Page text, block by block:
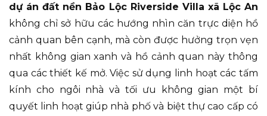
dự án đất nền Bảo Lộc Riverside Villa xã Lộc An
không chỉ sở hữu các hướng nhìn căn trực diện hồ
cảnh quan bên cạnh, mà còn được hưởng trọn vẹn
nhất không gian xanh và hồ cảnh quan này thông
qua các thiết kế mở. Việc sử dụng linh hoạt các tấm
kính cho ngôi nhà và tối ưu không gian một bí
quyết linh hoạt giúp nhà phố và biệt thự cao cấp có